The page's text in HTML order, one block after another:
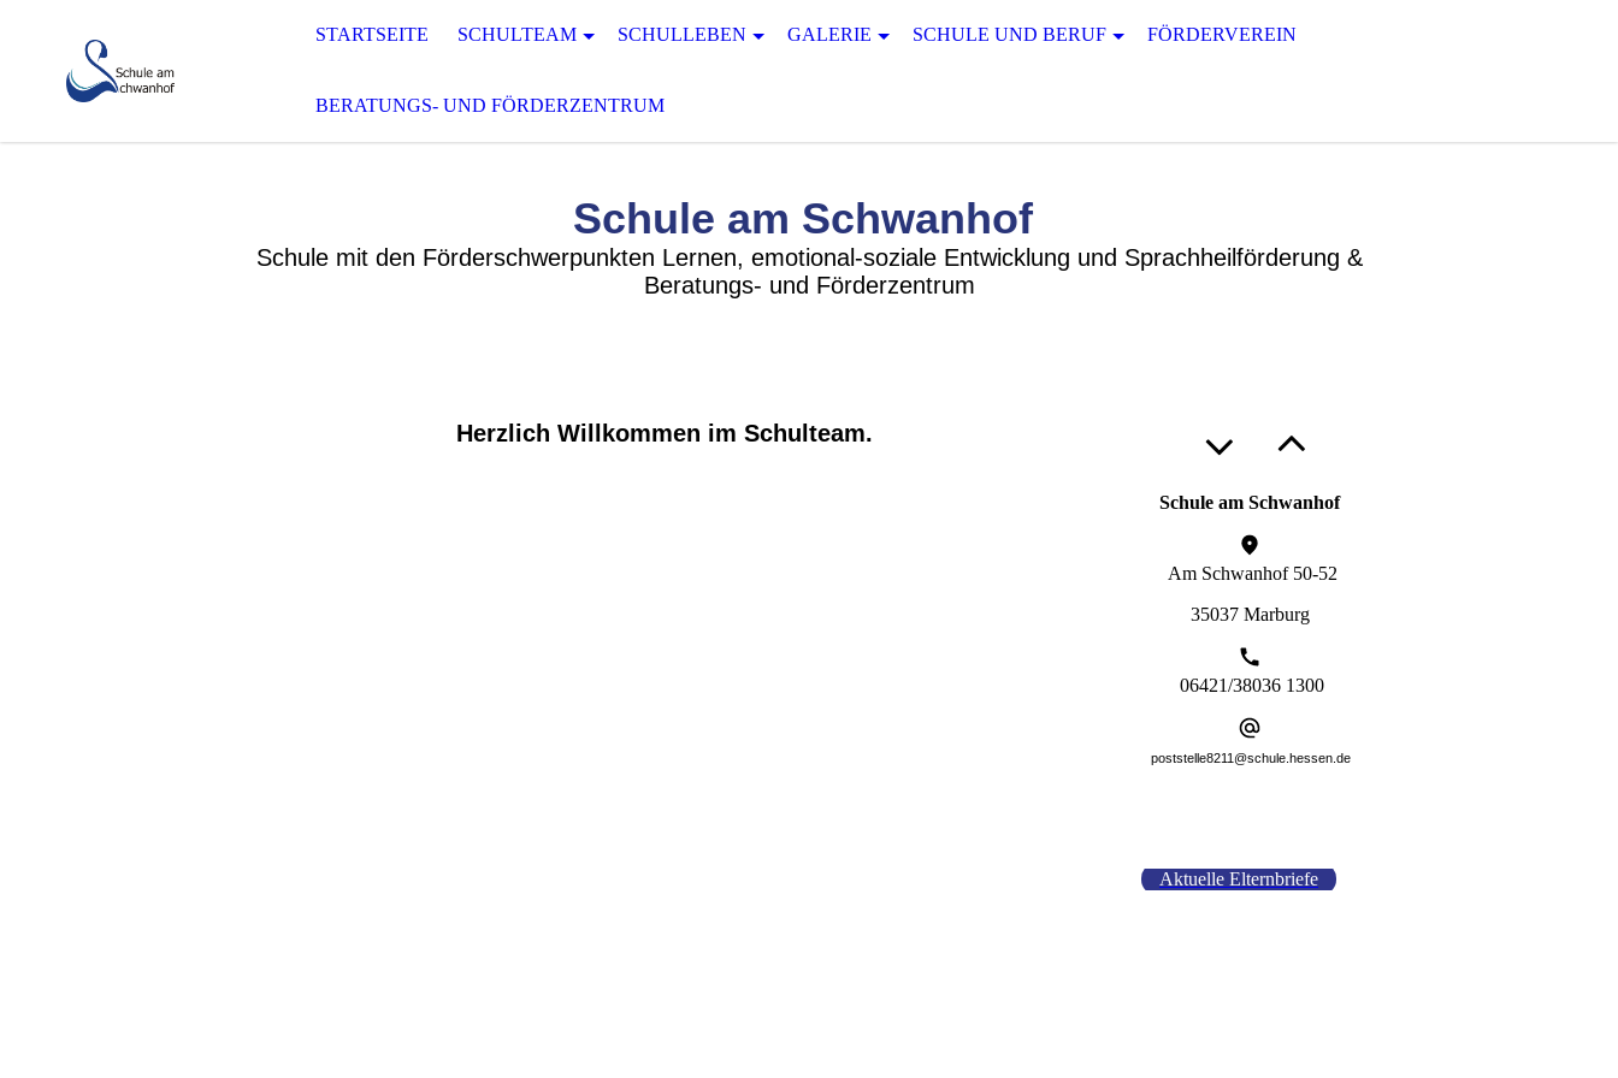
STARTSEITE SCHULTEAM SCHULLEBEN GALERIE SCHULE UND BERUF FÖRDERVEREIN
BERATUNGS- UND FÖRDERZENTRUM
Schule am Schwanhof
Schule mit den Förderschwerpunkten Lernen, emotional-soziale Entwicklung und Sprachheilförderung &
Beratungs- und Förderzentrum
Herzlich Willkommen im Schulteam.
Schule am Schwanhof
Am Schwanhof 50-52
35037 Marburg
06421/38036 1300
poststelle8211@schule.hessen.de
Aktuelle Elternbriefe